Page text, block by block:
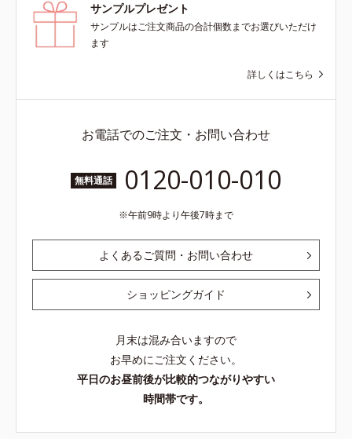
サンプルプレゼント
サンプルはご注文商品の合計個数までお選びいただけ
ます
詳しくはこちら
お電話でのご注文・お問い合わせ
無料通話 0120-010-010
午前9時より午後7時まで
よくあるご質問・お問い合わせ
ショッピングガイド
月末は混み合いますので
お早めにご注文ください。
平日のお昼前後が比較的つながりやすい
時間帯です。